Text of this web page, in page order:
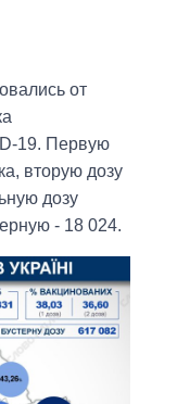
от
19. Первую
вторую дозу
дозу
- 18 024.